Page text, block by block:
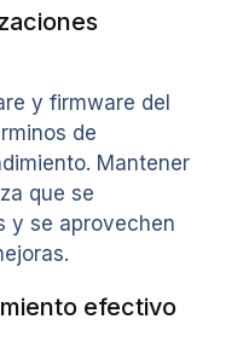
y firmware del
de
Mantener
que se
y se aprovechen
efectivo